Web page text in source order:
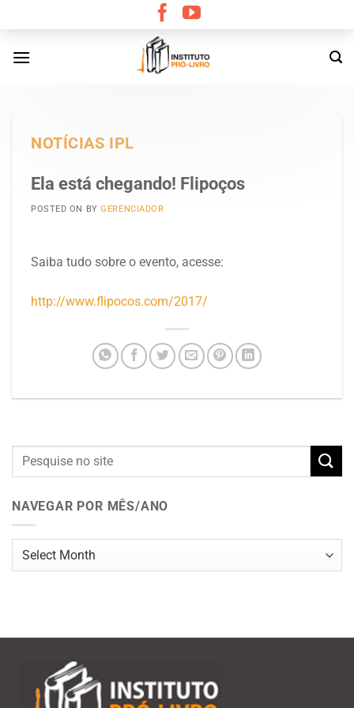
content
NOTÍCIAS IPL
Ela está chegando! Flipoços
POSTED ON BYGERENCIADOR
Saiba tudo sobre o evento, acesse:
http://www.flipocos.com/2017/
NAVEGAR POR MÊS/ANO
Navegar